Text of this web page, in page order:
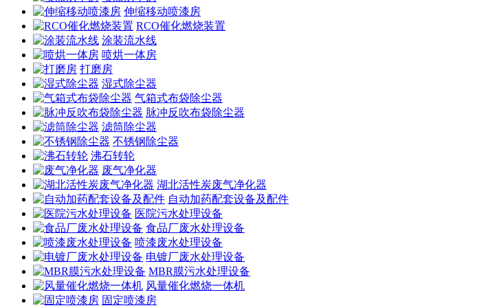
伸缩移动喷漆房
RCO催化燃烧装置
涂装流水线
喷烘一体房
打磨房
湿式除尘器
气箱式布袋除尘器
脉冲反吹布袋除尘器
滤筒除尘器
不锈钢除尘器
沸石转轮
废气净化器
湖北活性炭废气净化器
自动加药配套设备及配件
医院污水处理设备
食品厂废水处理设备
喷漆废水处理设备
电镀厂废水处理设备
MBR膜污水处理设备
风量催化燃烧一体机
固定喷漆房